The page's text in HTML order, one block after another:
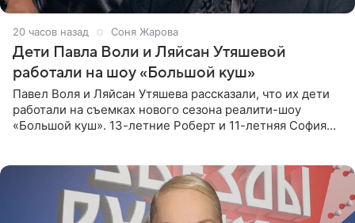
20 часов назад Соня Жарова
Дети Павла Воли и Ляйсан Утяшевой
работали на шоу «Большой куш»
Павел Воля и Ляйсан Утяшева рассказали, что их дети
работали на съемках нового сезона реалити-шоу
«Большой куш». 13-летние Роберт и 11-летняя София